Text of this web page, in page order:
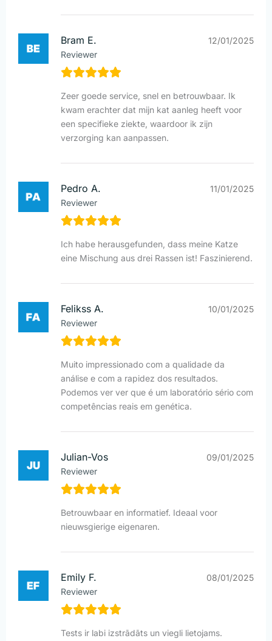
Bram E.
Reviewer
12/01/2025
Zeer goede service, snel en betrouwbaar. Ik
kwam erachter dat mijn kat aanleg heeft voor
een specifieke ziekte, waardoor ik zijn
verzorging kan aanpassen.
Pedro A.
Reviewer
11/01/2025
Ich habe herausgefunden, dass meine Katze
eine Mischung aus drei Rassen ist! Faszinierend.
Felikss A.
Reviewer
10/01/2025
Muito impressionado com a qualidade da
análise e com a rapidez dos resultados.
Podemos ver ver que é um laboratório sério com
competências reais em genética.
Julian-Vos
Reviewer
09/01/2025
Betrouwbaar en informatief. Ideaal voor
nieuwsgierige eigenaren.
Emily F.
Reviewer
08/01/2025
Tests ir labi izstrādāts un viegli lietojams.